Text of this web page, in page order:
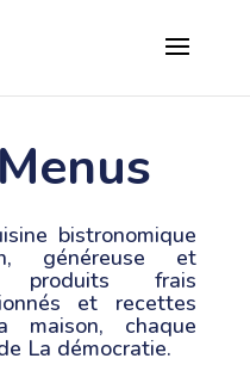
bistronomique
généreuse et
produits frais
et recettes
maison, chaque
La démocratie.